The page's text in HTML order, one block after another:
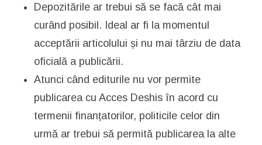
Depozitările ar trebui să se facă cât mai
curând posibil. Ideal ar fi la momentul
acceptării articolului și nu mai târziu de data
oficială a publicării.
Atunci când editurile nu vor permite
publicarea cu Acces Deshis în acord cu
termenii finanțatorilor, politicile celor din
urmă ar trebui să permită publicarea la alte